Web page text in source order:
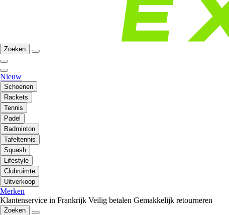
Zoeken
Nieuw
Schoenen
Rackets
Tennis
Padel
Badminton
Tafeltennis
Squash
Lifestyle
Clubruimte
Uitverkoop
Merken
Klantenservice in Frankrijk Veilig betalen Gemakkelijk retourneren
Zoeken